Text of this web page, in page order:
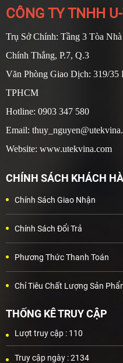
CÔNG TY TNHH
Trụ Sở Chính: Tầng 3 Tòa
Chính Thắng, P.7, Q.3
Văn Phòng Giao Dịch: 319/
TPHCM
Hotline: 0903 347 580
Email:
Website: www.utekvina.com
CHÍNH SÁCH KHÁCH
Chính Sách Giao Nhận
Chính Sách Đổi Trả
Phương Thức Thanh Toán
Chỉ Tiêu Chất Lượng Sản
THỐNG KÊ TRUY CẬP
Lượt truy cập : 110
Truy cập ngày :2134